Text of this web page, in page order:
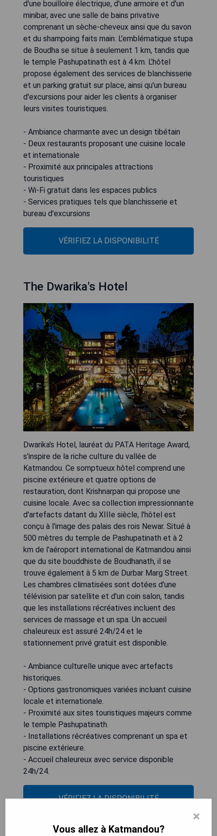
d'une bouilloire électrique, d'une armoire et d'un
minibar, avec une salle de bains privative
comprenant un sèche-cheveux ainsi que du savon
et du shampoing faits main. L'emblématique stupa
de Boudha se situe à seulement 1 km, tandis que
le temple Pashupatinath est à 4 km. L'hôtel
propose également des services de blanchisserie
et un parking gratuit sur place, ainsi qu'un bureau
d'excursions pour aider les clients à organiser
leurs visites touristiques.
- Ambiance charmante avec un design tibétain
- Deux restaurants proposant une cuisine locale
et internationale
- Proximité aux principales attractions
touristiques
- Wi-Fi gratuit dans les espaces publics
- Services pratiques tels que blanchisserie et
bureau d'excursions
VÉRIFIEZ LA DISPONIBILITÉ
The Dwarika's Hotel
Dwarika's Hotel, lauréat du PATA Heritage Award,
s'inspire de la riche culture du vallée de
Katmandou. Ce somptueux hôtel comprend une
piscine extérieure et quatre options de
restauration, dont Krishnarpan qui propose une
cuisine locale. Avec sa collection impressionnante
d'artefacts datant du XIIIe siècle, l'hôtel est
conçu à l'image des palais des rois Newar. Situé à
500 mètres du temple de Pashupatinath et à 2
km de l'aéroport international de Katmandou ainsi
que du site bouddhiste de Boudhanath, il se
trouve également à 5 km de Durbar Marg Street.
Les chambres climatisées sont dotées d'une
télévision par satellite et d'un coin salon, tandis
que les installations récréatives incluent des
services de massage et un spa. Un accueil
chaleureux est assuré 24h/24 et le
stationnement privé gratuit est disponible.
- Ambiance culturelle unique avec artefacts
historiques.
- Options gastronomiques variées incluant cuisine
locale et internationale.
- Proximité aux sites touristiques majeurs comme
le temple Pashupatinath.
- Installations récréatives comprenant un spa et
piscine extérieure.
- Accueil chaleureux avec service disponible
24h/24.
VÉRIFIEZ LA DISPONIBILITÉ
×
Vous allez à Katmandou?